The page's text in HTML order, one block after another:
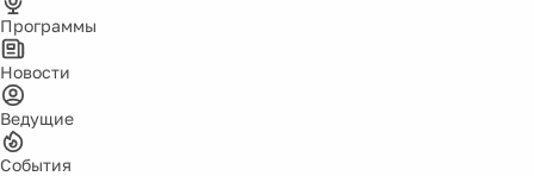
Программы
Новости
Ведущие
События